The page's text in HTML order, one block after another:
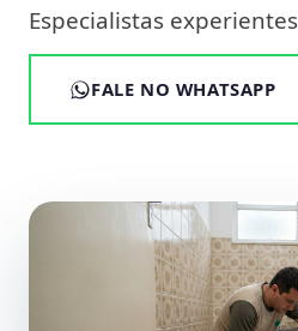
Especialistas
FALE NO WHATSAPP